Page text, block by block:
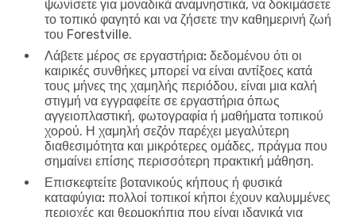
ψωνίσετε για μοναδικά αναμνηστικά, να δοκιμάσετε
το τοπικό φαγητό και να ζήσετε την καθημερινή ζωή
του Forestville.
Λάβετε μέρος σε εργαστήρια: δεδομένου ότι οι
καιρικές συνθήκες μπορεί να είναι αντίξοες κατά
τους μήνες της χαμηλής περιόδου, είναι μια καλή
στιγμή να εγγραφείτε σε εργαστήρια όπως
αγγειοπλαστική, φωτογραφία ή μαθήματα τοπικού
χορού. Η χαμηλή σεζόν παρέχει μεγαλύτερη
διαθεσιμότητα και μικρότερες ομάδες, πράγμα που
σημαίνει επίσης περισσότερη πρακτική μάθηση.
Επισκεφτείτε βοτανικούς κήπους ή φυσικά
καταφύγια: πολλοί τοπικοί κήποι έχουν καλυμμένες
περιοχές και θερμοκήπια που είναι ιδανικά για